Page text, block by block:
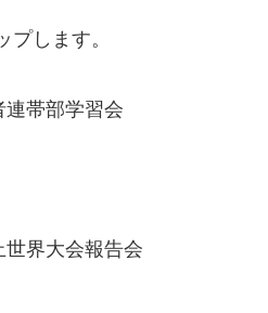
します。
帯部学習会
界大会報告会